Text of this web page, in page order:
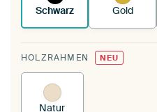
Schwarz Gold
HOLZRAHMEN NEU
Natur